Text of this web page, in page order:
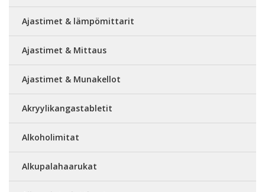
Ajastimet & lämpömittarit
Ajastimet & Mittaus
Ajastimet & Munakellot
Akryylikangastabletit
Alkoholimitat
Alkupalahaarukat